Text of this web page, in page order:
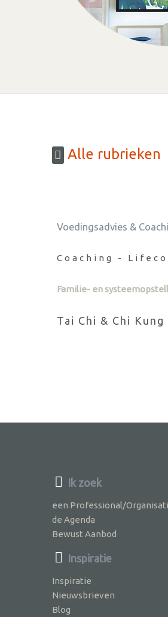
Alle rubrieken
Voedingsadvies &
Coaching -
Familie- en
Tai Chi & Chi Kung
Ik zoek
een Professional/
de Agenda
Bewust Aanbod
Inspiratie
Inspiratie
Nieuwsbrieven
Blog